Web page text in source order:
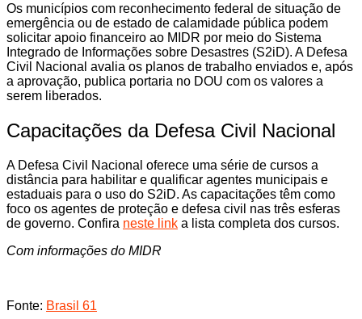
Os municípios com reconhecimento federal de situação de
emergência ou de estado de calamidade pública podem
solicitar apoio financeiro ao MIDR por meio do Sistema
Integrado de Informações sobre Desastres (S2iD). A Defesa
Civil Nacional avalia os planos de trabalho enviados e, após
a aprovação, publica portaria no DOU com os valores a
serem liberados.
Capacitações da Defesa Civil Nacional
A Defesa Civil Nacional oferece uma série de cursos a
distância para habilitar e qualificar agentes municipais e
estaduais para o uso do S2iD. As capacitações têm como
foco os agentes de proteção e defesa civil nas três esferas
de governo. Confira neste link a lista completa dos cursos.
Com informações do MIDR
Fonte: Brasil 61